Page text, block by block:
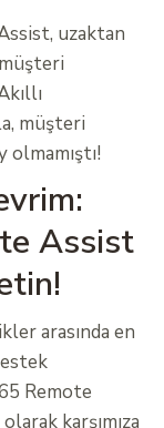
uzaktan
müşteri
olmamıştı!
Assist
arasında en
Remote
karşımıza